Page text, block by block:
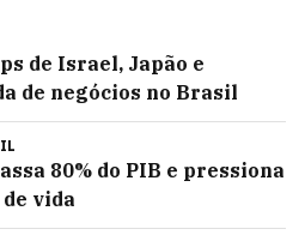
de Israel, Japão e
de negócios no Brasil
80% do PIB e pressiona
vida